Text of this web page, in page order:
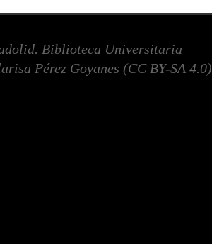
Biblioteca Universitaria
Pérez Goyanes (CC BY-SA 4.0)